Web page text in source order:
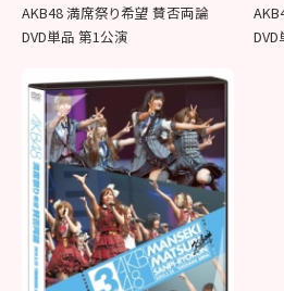
AKB48 満席祭り希望 賛否両論
DVD単品 第1公演